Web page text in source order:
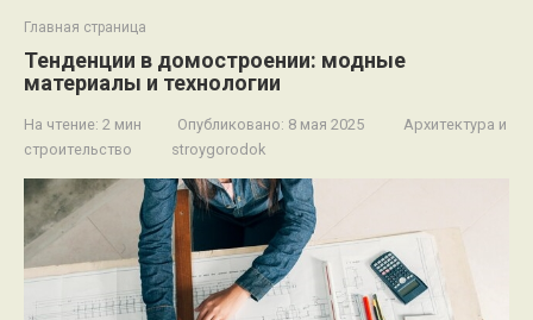
Главная страница
Тенденции в домостроении: модные
материалы и технологии
На чтение: 2 мин Опубликовано: 8 мая 2025
Архитектура и
строительство
stroygorodok